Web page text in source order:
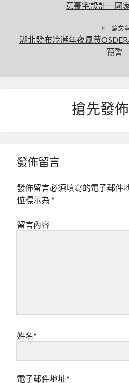
意豪宅設計－國
下一篇文
湖北發布冷潮年夜風黃
預警
搶先發
發佈留言
發佈留言必須填寫的電子郵件
位標示為*
留言內容
姓名*
電子郵件地址*